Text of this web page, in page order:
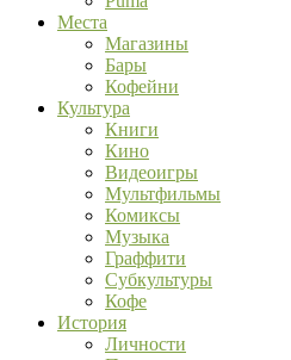
Места
Магазины
Бары
Кофейни
Культура
Книги
Кино
Видеоигры
Мультфильмы
Комиксы
Музыка
Граффити
Субкультуры
Кофе
История
Личности